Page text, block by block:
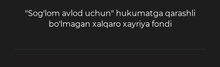
"Sog'lom avlod uchun" hukumatga qarashli
bo'lmagan xalqaro xayriya fondi